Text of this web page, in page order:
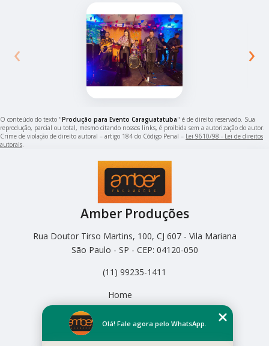
‹ ›
O conteúdo do texto "Produção para Evento Caraguatatuba" é de direito reservado. Sua
reprodução, parcial ou total, mesmo citando nossos links, é proibida sem a autorização do autor.
Crime de violação de direito autoral – artigo 184 do Código Penal – Lei 9610/98 - Lei de direitos
autorais
Amber Produções
Rua Doutor Tirso Martins, 100, CJ 607 - Vila Mariana
São Paulo - SP - CEP: 04120-050
(11) 99235-1411
Home
Empresa
Missão
Olá! Fale agora pelo WhatsApp.